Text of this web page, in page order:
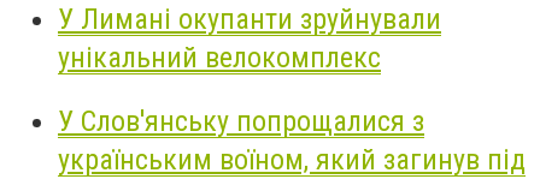
У Лимані окупанти зруйнували
унікальний велокомплекс
У Слов'янську попрощалися з
українським воїном, який загинув під